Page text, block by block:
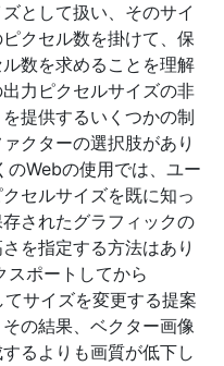
として扱い、そのサイ
クセル数を掛けて、保
数を求めることを理解
力ピクセルサイズの非
提供するいくつかの制
クターの選択肢があり
のWebの使用では、ユー
セルサイズを既に知っ
されたグラフィックの
を指定する方法はあり
スポートしてから
サイズを変更する提案
の結果、ベクター画像
るよりも画質が低下し